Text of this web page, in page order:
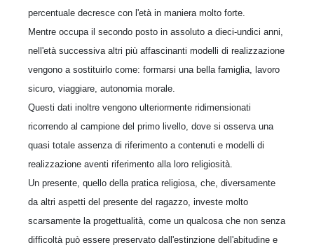
percentuale decresce con l'età in maniera molto forte.
Mentre occupa il secondo posto in assoluto a dieci-undici anni,
nell'età successiva altri più affascinanti modelli di realizzazione
vengono a sostituirlo come: formarsi una bella famiglia, lavoro
sicuro, viaggiare, autonomia morale.
Questi dati inoltre vengono ulteriormente ridimensionati
ricorrendo al campione del primo livello, dove si osserva una
quasi totale assenza di riferimento a contenuti e modelli di
realizzazione aventi riferimento alla loro religiosità.
Un presente, quello della pratica religiosa, che, diversamente
da altri aspetti del presente del ragazzo, investe molto
scarsamente la progettualità, come un qualcosa che non senza
difficoltà può essere preservato dall'estinzione dell'abitudine e